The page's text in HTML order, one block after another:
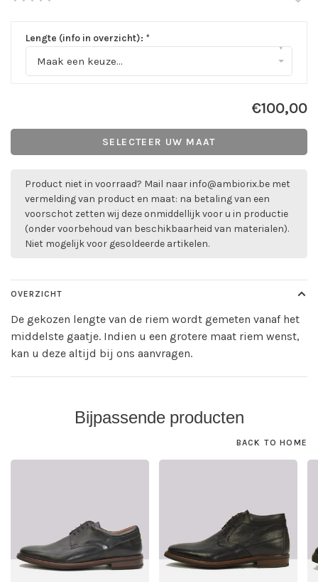
Lengte (info in overzicht): *
Maak een keuze...
▾
€100,00
SELECTEER UW MAAT
Product niet in voorraad? Mail naarinfo@ambiorix.be met
vermelding van product en maat: na betaling van een
voorschot zetten wij deze onmiddellijk voor u in productie
(onder voorbehoud van beschikbaarheid van materialen).
Niet mogelijk voor gesoldeerde artikelen.
OVERZICHT
De gekozen lengte van de riem wordt gemeten vanaf het
middelste gaatje. Indien u een grotere maat riem wenst,
kan u deze altijd bij ons aanvragen.
Bijpassende producten
BACK TO HOME